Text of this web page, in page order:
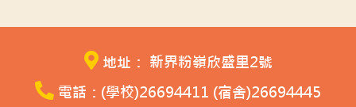
地址： 新界粉嶺欣盛里2號
電話：(學校)26694411 (宿舍)26694445